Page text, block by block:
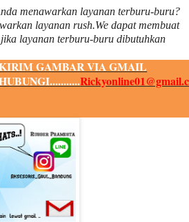
menawarkan layanan terburu-buru?
layanan rush.We dapat membuat
layanan terburu-buru dibutuhkan
GAMBAR VIA GMAIL